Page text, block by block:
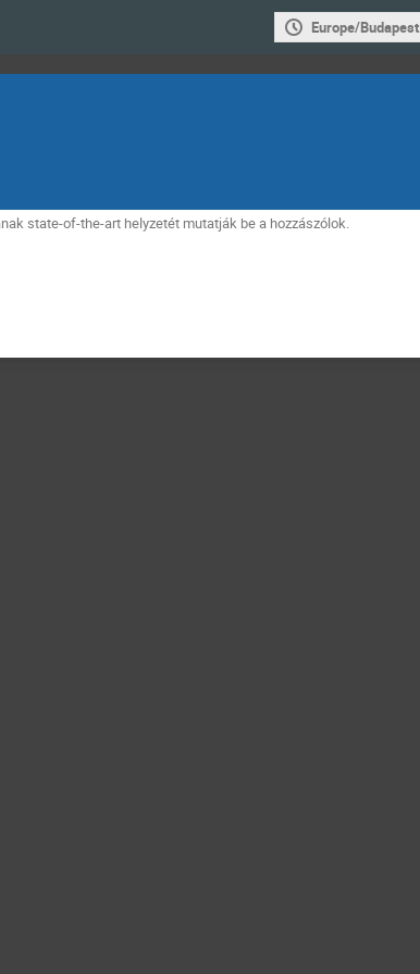
Europe/Budapest
state-of-the-art helyzetét mutatják be a hozzászólok.